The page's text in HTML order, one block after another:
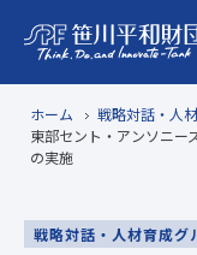
ホーム 戦略対話・人
東部セント・アンソニー
の実施
戦略対話・人材育成グ